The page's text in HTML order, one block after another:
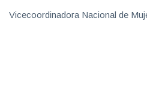
Vicecoordinadora Nacional de